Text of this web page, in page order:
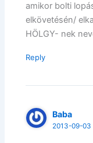
amikor bolti
elkövetésén/
HÖLGY- nek
Reply
Baba
2013-09-03